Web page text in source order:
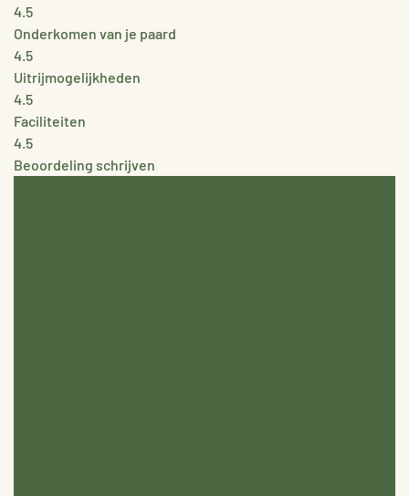
4.5
Onderkomen van je paard
4.5
Uitrijmogelijkheden
4.5
Faciliteiten
4.5
Beoordeling schrijven